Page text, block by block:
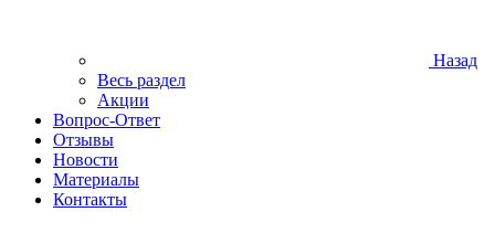
Назад
Весь раздел
Акции
Вопрос-Ответ
Отзывы
Новости
Материалы
Контакты